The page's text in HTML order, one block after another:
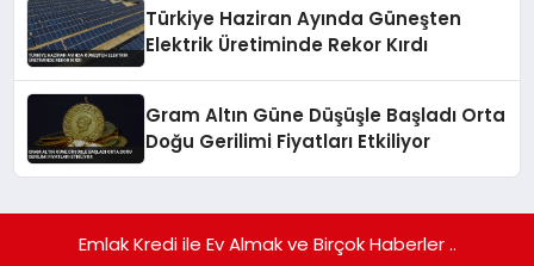
Türkiye Haziran Ayında Güneşten
Elektrik Üretiminde Rekor Kırdı
Gram Altın Güne Düşüşle Başladı Orta
Doğu Gerilimi Fiyatları Etkiliyor
Emlak Kredi ile Ev Almak ve Birçok Haberler ..